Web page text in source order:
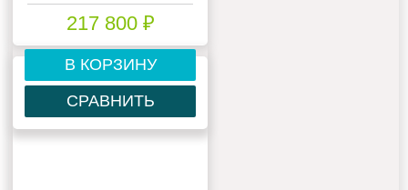
FREE MATCH
5U105S2SS5FA
217 800 ₽
В КОРЗИНУ
СРАВНИТЬ